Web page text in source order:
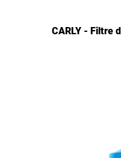
CARLY - Filtre